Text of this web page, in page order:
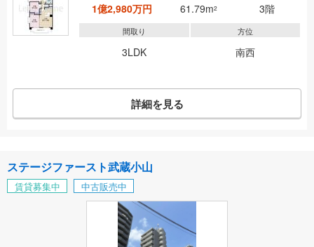
1億2,980万円 61.79m2 3階
間取り
3LDK
方位
南西
詳細を見る
ステージファースト武蔵小山
賃貸募集中 中古販売中